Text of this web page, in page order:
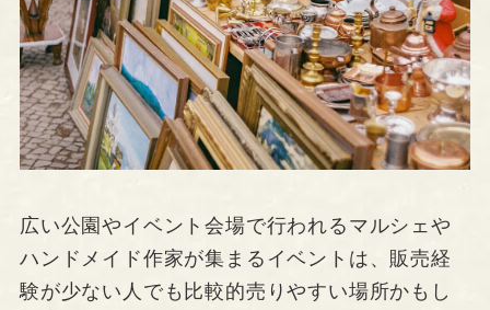
広い公園やイベント会場で行われるマルシェや
ハンドメイド作家が集まるイベントは、販売経
験が少ない人でも比較的売りやすい場所かもし